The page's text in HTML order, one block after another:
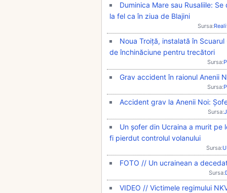
Duminica Mare sau Rusaliile:
la fel ca în ziua de Blajini
Sursa:
Noua Troiță, instalată în
de închinăciune pentru trecători
Sursa:
Grav accident în raionul Anenii
Sursa:
Accident grav la Anenii Noi:
Sursa:
Un șofer din Ucraina a murit pe
fi pierdut controlul volanului
Sursa:
FOTO // Un ucrainean a
Sursa:
VIDEO // Victimele regimului